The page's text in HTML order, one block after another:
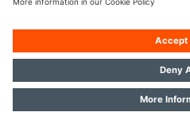
© 2026, OSRAM GmbH. Alle